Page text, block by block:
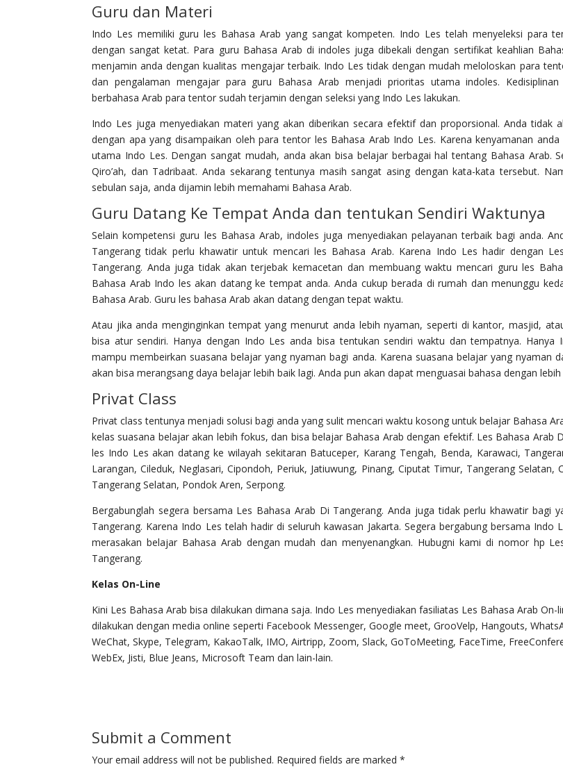
Guru dan Materi
Indo Les memiliki guru les Bahasa Arab yang sangat kompeten. Indo Les telah menyeleksi para
dengan sangat ketat. Para guru Bahasa Arab di indoles juga dibekali dengan sertifikat keahlian
menjamin anda dengan kualitas mengajar terbaik. Indo Les tidak dengan mudah meloloskan para
dan pengalaman mengajar para guru Bahasa Arab menjadi prioritas utama indoles. Kedisiplinan
berbahasa Arab para tentor sudah terjamin dengan seleksi yang Indo Les lakukan.
Indo Les juga menyediakan materi yang akan diberikan secara efektif dan proporsional. Anda tidak
dengan apa yang disampaikan oleh para tentor les Bahasa Arab Indo Les. Karena kenyamanan
utama Indo Les. Dengan sangat mudah, anda akan bisa belajar berbagai hal tentang Bahasa Arab.
Qiro’ah, dan Tadribaat. Anda sekarang tentunya masih sangat asing dengan kata-kata tersebut.
sebulan saja, anda dijamin lebih memahami Bahasa Arab.
Guru Datang Ke Tempat Anda dan tentukan Sendiri Waktunya
Selain kompetensi guru les Bahasa Arab, indoles juga menyediakan pelayanan terbaik bagi anda.
Tangerang tidak perlu khawatir untuk mencari les Bahasa Arab. Karena Indo Les hadir dengan
Tangerang. Anda juga tidak akan terjebak kemacetan dan membuang waktu mencari guru les
Bahasa Arab Indo les akan datang ke tempat anda. Anda cukup berada di rumah dan menunggu
Bahasa Arab. Guru les bahasa Arab akan datang dengan tepat waktu.
Atau jika anda menginginkan tempat yang menurut anda lebih nyaman, seperti di kantor, masjid,
bisa atur sendiri. Hanya dengan Indo Les anda bisa tentukan sendiri waktu dan tempatnya. Hanya
mampu membeirkan suasana belajar yang nyaman bagi anda. Karena suasana belajar yang nyaman
akan bisa merangsang daya belajar lebih baik lagi. Anda pun akan dapat menguasai bahasa dengan
Privat Class
Privat class tentunya menjadi solusi bagi anda yang sulit mencari waktu kosong untuk belajar Bahasa
kelas suasana belajar akan lebih fokus, dan bisa belajar Bahasa Arab dengan efektif. Les Bahasa Arab
les Indo Les akan datang ke wilayah sekitaran Batuceper, Karang Tengah, Benda, Karawaci,
Larangan, Cileduk, Neglasari, Cipondoh, Periuk, Jatiuwung, Pinang, Ciputat Timur, Tangerang Selatan,
Tangerang Selatan, Pondok Aren, Serpong.
Bergabunglah segera bersama Les Bahasa Arab Di Tangerang. Anda juga tidak perlu khawatir bagi
Tangerang. Karena Indo Les telah hadir di seluruh kawasan Jakarta. Segera bergabung bersama Indo
merasakan belajar Bahasa Arab dengan mudah dan menyenangkan. Hubugni kami di nomor hp
Tangerang.
Kelas On-Line
Kini Les Bahasa Arab bisa dilakukan dimana saja. Indo Les menyediakan fasiliatas Les Bahasa Arab On-
dilakukan dengan media online seperti Facebook Messenger, Google meet, GrooVelp, Hangouts,
WeChat, Skype, Telegram, KakaoTalk, IMO, Airtripp, Zoom, Slack, GoToMeeting, FaceTime,
WebEx, Jisti, Blue Jeans, Microsoft Team dan lain-lain.
Submit a Comment
Your email address will not be published. Required fields are marked *